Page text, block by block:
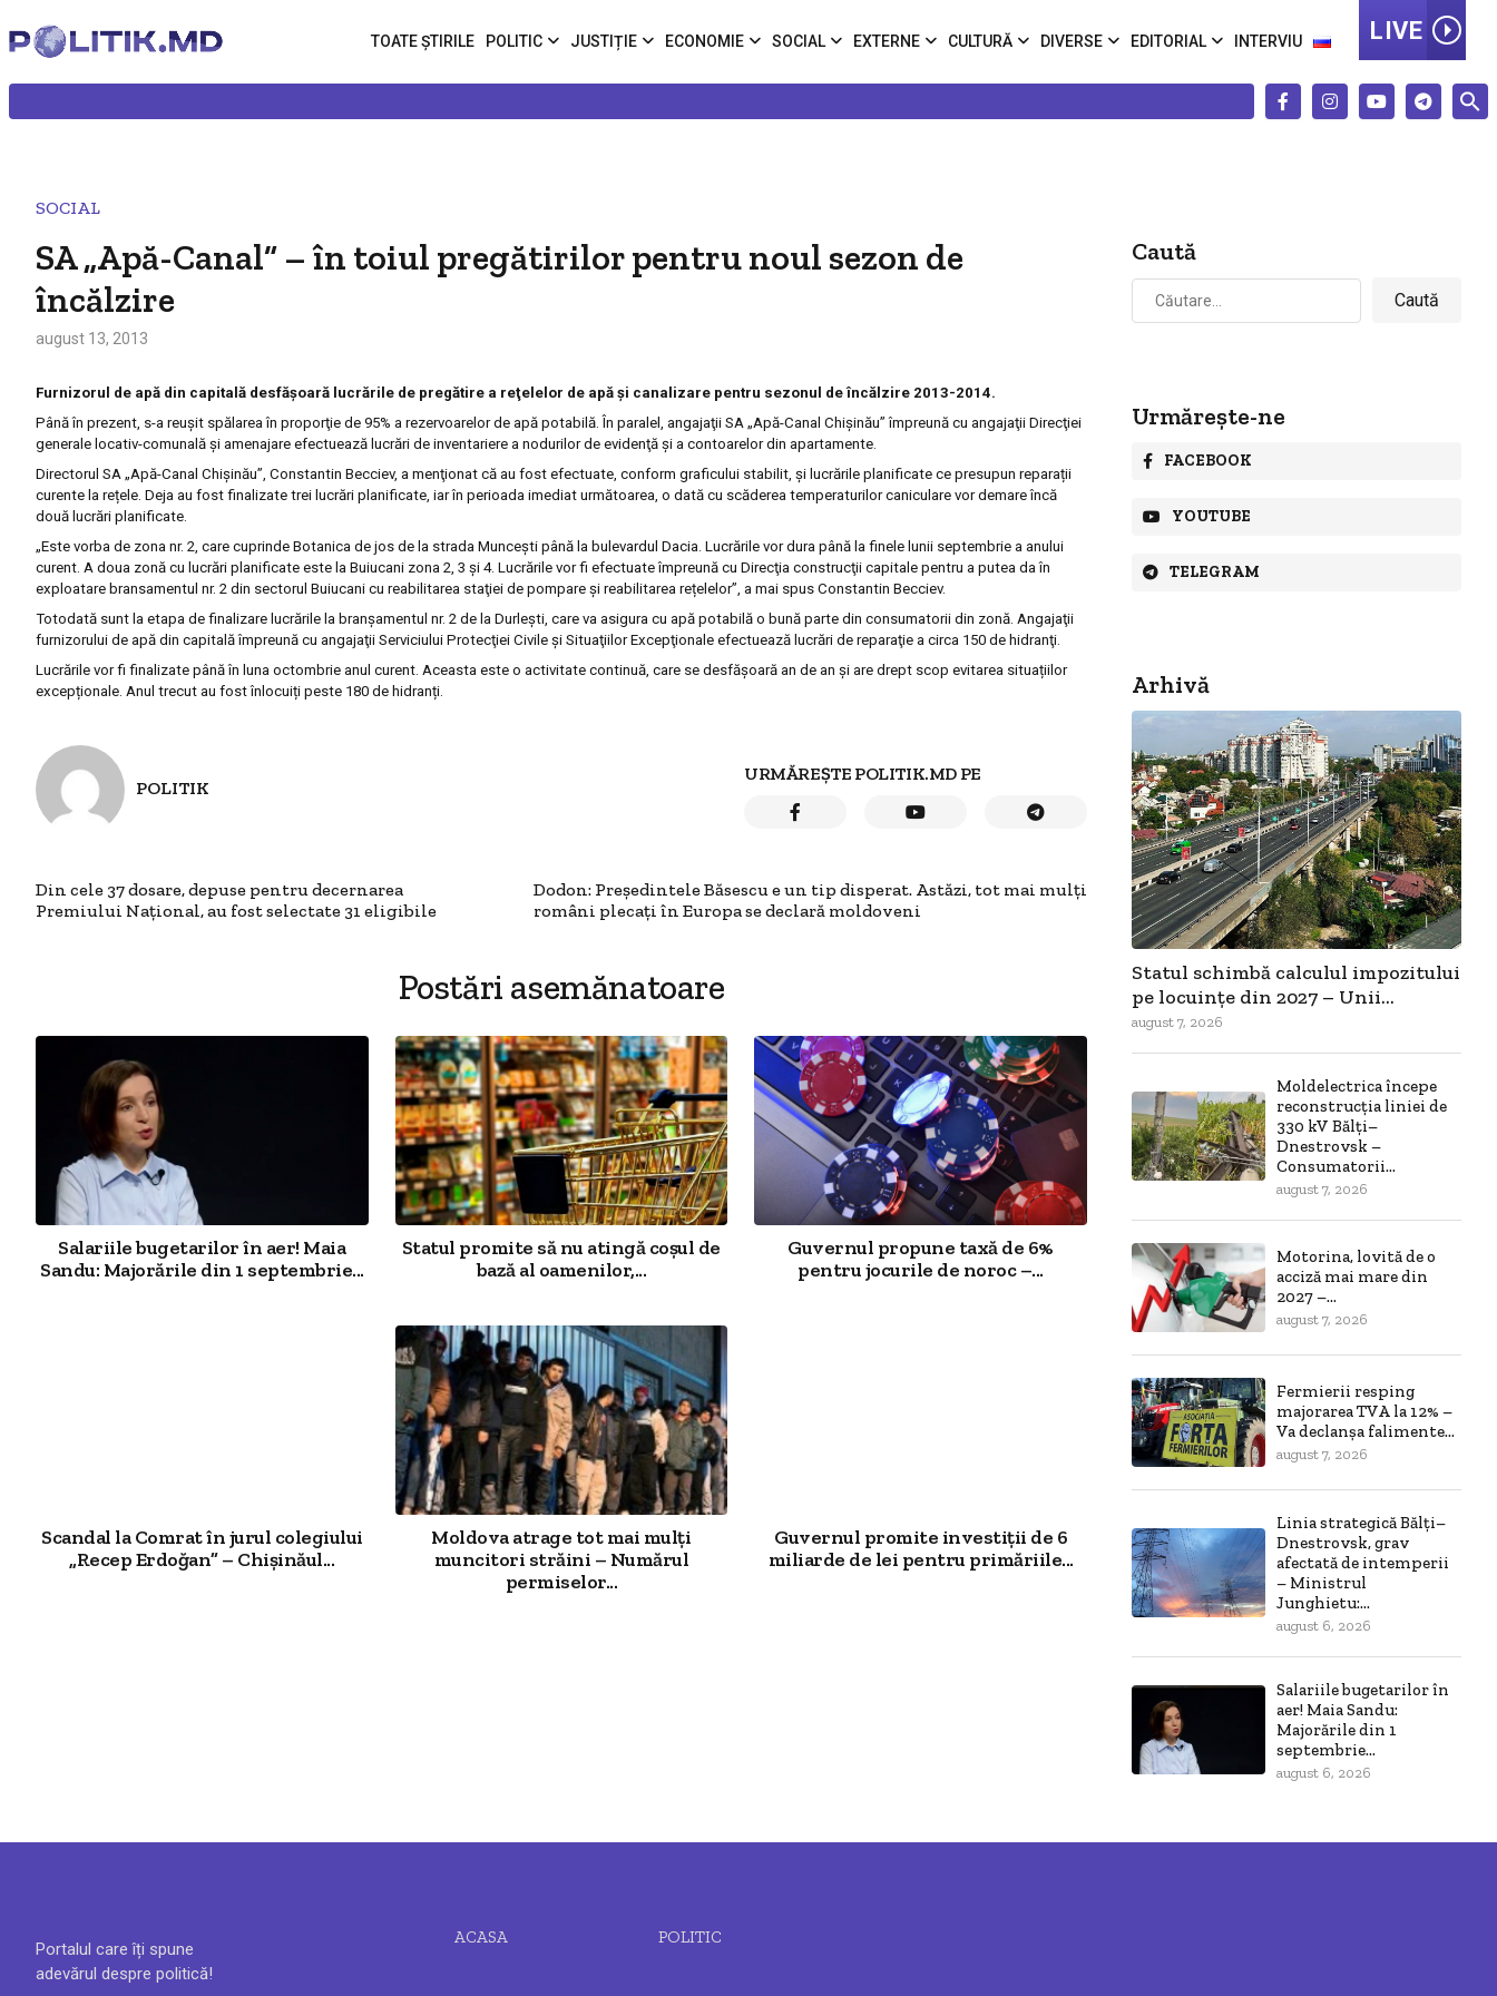
TOATE ȘTIRILE POLITIC JUSTIȚIE ECONOMIE SOCIAL EXTERNE CULTURĂ DIVERSE EDITORIAL INTERVIU LIVE
SOCIAL
SA „Apă-Canal” – în toiul pregătirilor pentru noul sezon de
încălzire
august 13, 2013
Furnizorul de apă din capitală desfășoară lucrările de pregătire a reţelelor de apă și canalizare pentru sezonul de încălzire 2013-2014.
Până în prezent, s-a reușit spălarea în proporţie de 95% a rezervoarelor de apă potabilă. În paralel, angajaţii SA „Apă-Canal Chişinău” împreună cu angajaţii Direcţiei
generale locativ-comunală şi amenajare efectuează lucrări de inventariere a nodurilor de evidenţă și a contoarelor din apartamente.
Directorul SA „Apă-Canal Chişinău”, Constantin Becciev, a menţionat că au fost efectuate, conform graficului stabilit, și lucrările planificate ce presupun reparații
curente la rețele. Deja au fost finalizate trei lucrări planificate, iar în perioada imediat următoarea, o dată cu scăderea temperaturilor caniculare vor demare încă
două lucrări planificate.
„Este vorba de zona nr. 2, care cuprinde Botanica de jos de la strada Munceşti până la bulevardul Dacia. Lucrările vor dura până la finele lunii septembrie a anului
curent. A doua zonă cu lucrări planificate este la Buiucani zona 2, 3 și 4. Lucrările vor fi efectuate împreună cu Direcţia construcţii capitale pentru a putea da în
exploatare bransamentul nr. 2 din sectorul Buiucani cu reabilitarea staţiei de pompare şi reabilitarea rețelelor”, a mai spus Constantin Becciev.
Totodată sunt la etapa de finalizare lucrările la branșamentul nr. 2 de la Durleşti, care va asigura cu apă potabilă o bună parte din consumatorii din zonă. Angajaţii
furnizorului de apă din capitală împreună cu angajaţii Serviciului Protecţiei Civile şi Situaţiilor Excepţionale efectuează lucrări de reparaţie a circa 150 de hidranţi.
Lucrările vor fi finalizate până în luna octombrie anul curent. Aceasta este o activitate continuă, care se desfășoară an de an și are drept scop evitarea situațiilor
excepționale. Anul trecut au fost înlocuiți peste 180 de hidranți.
POLITIK
URMĂREȘTE POLITIK.MD PE
Din cele 37 dosare, depuse pentru decernarea
Premiului Naţional, au fost selectate 31 eligibile
Dodon: Preşedintele Băsescu e un tip disperat. Astăzi, tot mai mulţi
români plecaţi în Europa se declară moldoveni
Postări asemănatoare
Salariile bugetarilor în aer! Maia
Sandu: Majorările din 1 septembrie...
Statul promite să nu atingă coșul de
bază al oamenilor,...
Guvernul propune taxă de 6%
pentru jocurile de noroc –...
Scandal la Comrat în jurul colegiului
„Recep Erdoğan” – Chișinăul...
Moldova atrage tot mai mulți
muncitori străini – Numărul
permiselor...
Guvernul promite investiții de 6
miliarde de lei pentru primăriile...
Caută
Caută
după:
Urmărește-ne
FACEBOOK
YOUTUBE
TELEGRAM
Arhivă
Statul schimbă calculul impozitului
pe locuințe din 2027 – Unii...
august 7, 2026
Moldelectrica începe
reconstrucția liniei de
330 kV Bălți–
Dnestrovsk –
Consumatorii...
august 7, 2026
Motorina, lovită de o
acciză mai mare din
2027 –...
august 7, 2026
Fermierii resping
majorarea TVA la 12% –
Va declanșa falimente...
august 7, 2026
Linia strategică Bălți–
Dnestrovsk, grav
afectată de intemperii
– Ministrul
Junghietu:...
august 6, 2026
Salariile bugetarilor în
aer! Maia Sandu:
Majorările din 1
septembrie...
august 6, 2026
Portalul care îți spune
adevărul despre politică!
ACASA POLITIC